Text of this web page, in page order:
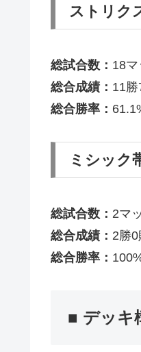
ストリク
総試合数： 18マ
総合成績： 11勝
総合勝率：
ミシック
総試合数： 2マ
総合成績： 2勝0
総合勝率：
■ デッキ